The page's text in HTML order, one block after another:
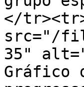
</
src="/
35"
Gráfico